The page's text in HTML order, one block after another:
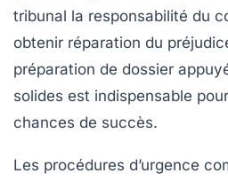
tribunal la responsabilité du
obtenir réparation du
préparation de dossier
solides est indispensable
chances de succès.
Les procédures d’urgence